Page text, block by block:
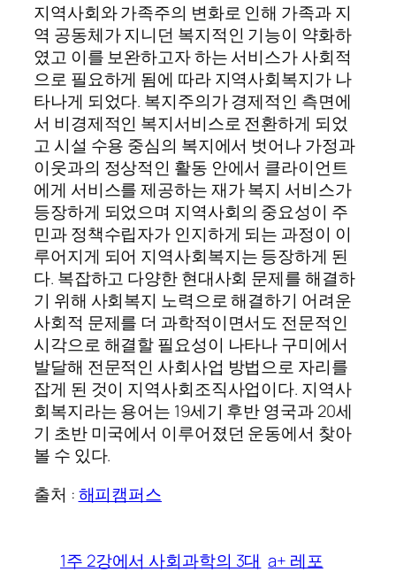
지역사회와 가족주의 변화로 인해 가족과 지
역 공동체가 지니던 복지적인 기능이 약화하
였고 이를 보완하고자 하는 서비스가 사회적
으로 필요하게 됨에 따라 지역사회복지가 나
타나게 되었다. 복지주의가 경제적인 측면에
서 비경제적인 복지서비스로 전환하게 되었
고 시설 수용 중심의 복지에서 벗어나 가정과
이웃과의 정상적인 활동 안에서 클라이언트
에게 서비스를 제공하는 재가 복지 서비스가
등장하게 되었으며 지역사회의 중요성이 주
민과 정책수립자가 인지하게 되는 과정이 이
루어지게 되어 지역사회복지는 등장하게 된
다. 복잡하고 다양한 현대사회 문제를 해결하
기 위해 사회복지 노력으로 해결하기 어려운
사회적 문제를 더 과학적이면서도 전문적인
시각으로 해결할 필요성이 나타나 구미에서
발달해 전문적인 사회사업 방법으로 자리를
잡게 된 것이 지역사회조직사업이다. 지역사
회복지라는 용어는 19세기 후반 영국과 20세
기 초반 미국에서 이루어졌던 운동에서 찾아
볼 수 있다.
출처 :해피캠퍼스
1주 2강에서 사회과학의 3대 a+ 레포